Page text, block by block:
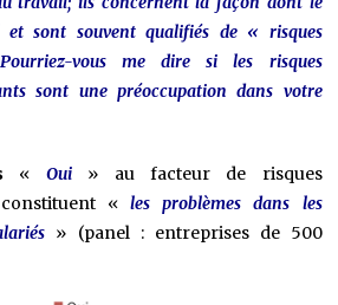
et sont souvent qualifiés de « risques
vous me dire si les risques
sont une préoccupation dans votre
« Oui» au facteur de risques
constituent «les problèmes dans les
» (panel : entreprises de 500